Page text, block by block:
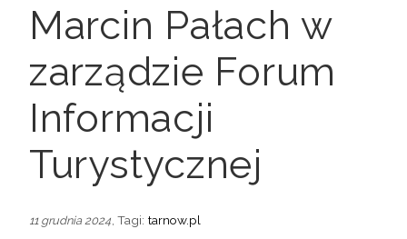
Marcin Pałach w
zarządzie Forum
Informacji
Turystycznej
11 grudnia 2024 , Tagi: tarnow.pl